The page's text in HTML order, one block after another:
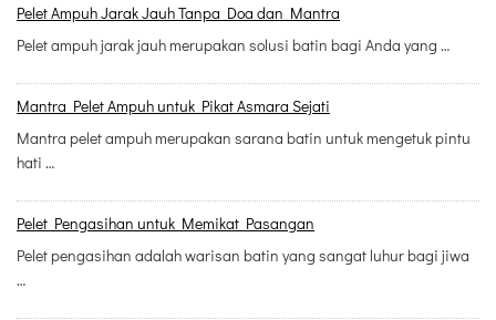
Pelet Ampuh Jarak Jauh Tanpa Doa dan Mantra
Pelet ampuh jarak jauh merupakan solusi batin bagi Anda yang …
Mantra Pelet Ampuh untuk Pikat Asmara Sejati
Mantra pelet ampuh merupakan sarana batin untuk mengetuk pintu
hati …
Pelet Pengasihan untuk Memikat Pasangan
Pelet pengasihan adalah warisan batin yang sangat luhur bagi jiwa
…